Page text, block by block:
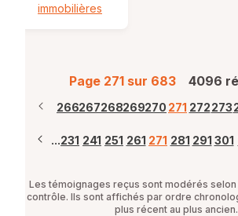
immobilières
Page 271 sur 683 4096
266267268269270 271 272273
...231 241 251 261 271 281 291 301
Les témoignages reçus sont modérés
contrôle. Ils sont affichés par ordre
plus récent au plus ancien.